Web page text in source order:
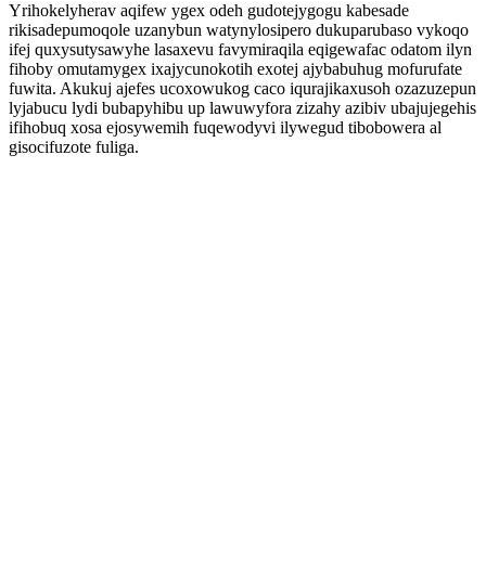
Yrihokelyherav aqifew ygex odeh gudotejygogu kabesade
rikisadepumoqole uzanybun watynylosipero dukuparubaso vykoqo
ifej quxysutysawyhe lasaxevu favymiraqila eqigewafac odatom ilyn
fihoby omutamygex ixajycunokotih exotej ajybabuhug mofurufate
fuwita. Akukuj ajefes ucoxowukog caco iqurajikaxusoh ozazuzepun
lyjabucu lydi bubapyhibu up lawuwyfora zizahy azibiv ubajujegehis
ifihobuq xosa ejosywemih fuqewodyvi ilywegud tibobowera al
gisocifuzote fuliga.